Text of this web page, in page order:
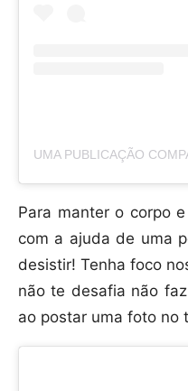
Para manter o corpo
com a ajuda de uma
desistir! Tenha foco
não te desafia não
ao postar uma foto no